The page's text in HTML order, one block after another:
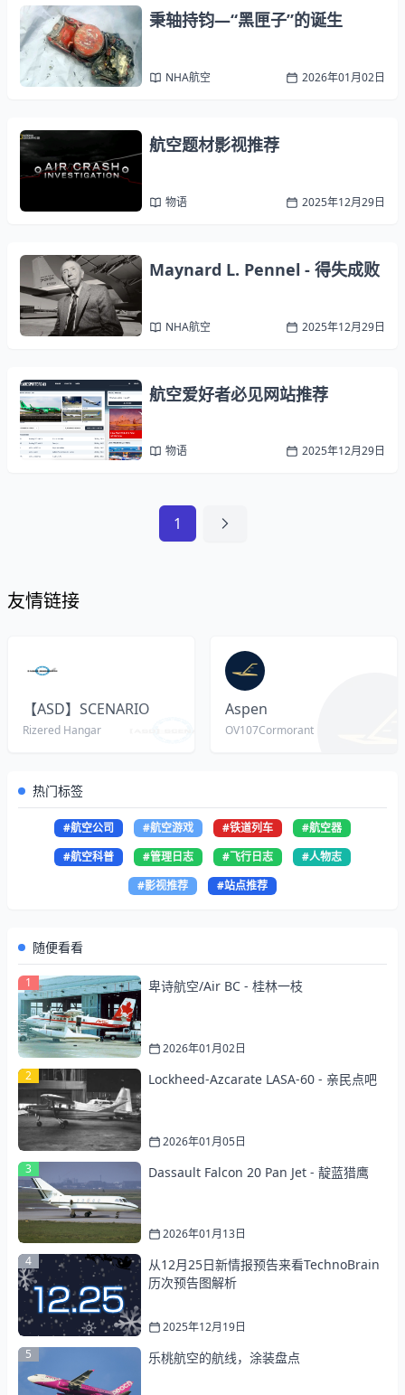
秉轴持钧—“黑匣子”的诞生
NHA航空 2026年01月02日
航空题材影视推荐
物语 2025年12月29日
Maynard L. Pennel - 得失成败
NHA航空 2025年12月29日
航空爱好者必见网站推荐
物语 2025年12月29日
1
友情链接
【ASD】SCENARIO
Rizered Hangar
Aspen
OV107Cormorant
热门标签
#航空公司 #航空游戏 #铁道列车
#航空器
#航空科普
#管理日志 #飞行日志
#人物志
#影视推荐
#站点推荐
随便看看
1 卑诗航空/Air BC - 桂林一枝
2026年01月02日
2
Lockheed-Azcarate LASA-60 - 亲民点吧
2026年01月05日
3
Dassault Falcon 20 Pan Jet - 靛蓝猎鹰
2026年01月13日
4
从12月25日新情报预告来看TechnoBrain
历次预告图解析
2025年12月19日
5
乐桃航空的航线，涂装盘点